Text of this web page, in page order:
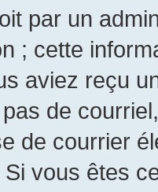
par un
; cette
aviez reçu
de
de courrier
vous êtes